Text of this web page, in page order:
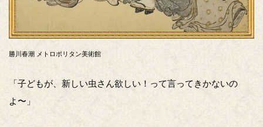
勝川春潮 メトロポリタン美術館
「子どもが、新しい虫さん欲しい！って言ってきかないの
よ〜」